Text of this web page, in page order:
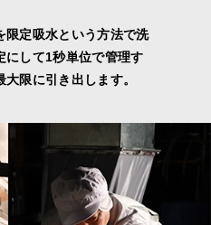
限定吸水という方法で洗
にして1秒単位で管理す
限に引き出します。